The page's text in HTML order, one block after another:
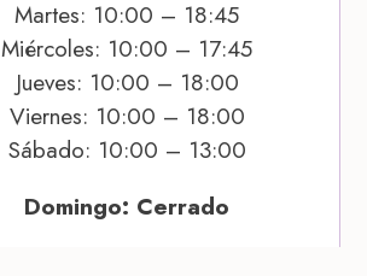
Martes: 10:00 – 18:45
Miércoles: 10:00 – 17:45
Jueves: 10:00 – 18:00
Viernes: 10:00 – 18:00
Sábado: 10:00 – 13:00
Domingo: Cerrado